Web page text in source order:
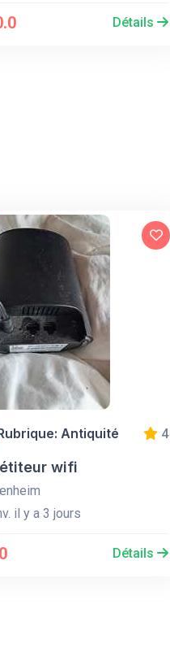
Détails
Antiquité 4
wifi
il y a 3 jours
Détails